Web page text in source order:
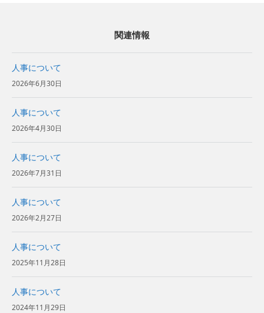
関連情報
人事について
2026年6月30日
人事について
2026年4月30日
人事について
2026年7月31日
人事について
2026年2月27日
人事について
2025年11月28日
人事について
2024年11月29日